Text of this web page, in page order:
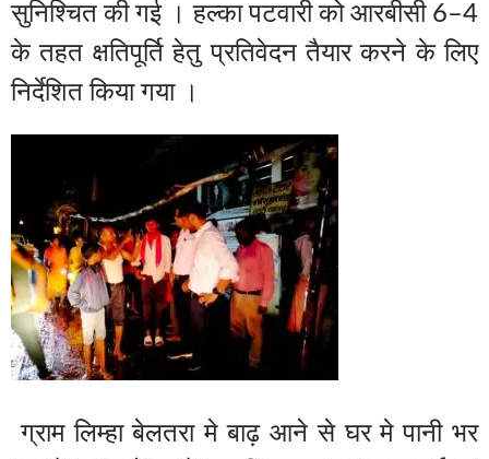
सुनिश्चित की गई । हल्का पटवारी को आरबीसी 6–4
के तहत क्षतिपूर्ति हेतु प्रतिवेदन तैयार करने के लिए
निर्देशित किया गया ।
ग्राम लिम्हा बेलतरा मे बाढ़ आने से घर मे पानी भर